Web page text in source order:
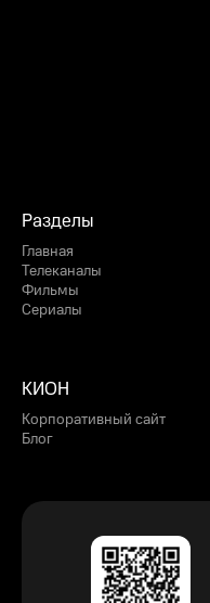
Разделы
Главная
Телеканалы
Фильмы
Сериалы
КИОН
Корпоративный сайт
Блог